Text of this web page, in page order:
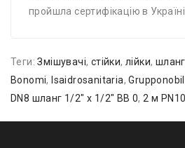
пройшла сертифікацію в Україні.
Теги:Змішувачі, стійки,лійки,
Bonomi, Isaidrosanitaria,
DN8 шланг 1/2″ х 1/2″ ВВ 0,2 м PN10